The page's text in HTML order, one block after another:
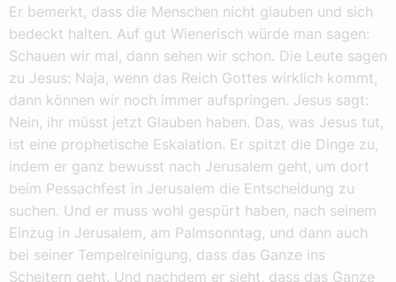
Er bemerkt, dass die Menschen nicht glauben und sich
bedeckt halten. Auf gut Wienerisch würde man sagen:
Schauen wir mal, dann sehen wir schon. Die Leute sagen
zu Jesus: Naja, wenn das Reich Gottes wirklich kommt,
dann können wir noch immer aufspringen. Jesus sagt:
Nein, ihr müsst jetzt Glauben haben. Das, was Jesus tut,
ist eine prophetische Eskalation. Er spitzt die Dinge zu,
indem er ganz bewusst nach Jerusalem geht, um dort
beim Pessachfest in Jerusalem die Entscheidung zu
suchen. Und er muss wohl gespürt haben, nach seinem
Einzug in Jerusalem, am Palmsonntag, und dann auch
bei seiner Tempelreinigung, dass das Ganze ins
Scheitern geht. Und nachdem er sieht, dass das Ganze